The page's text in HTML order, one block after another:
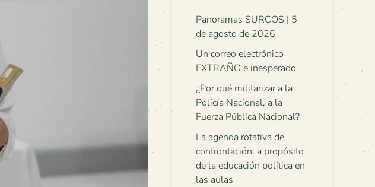
Panoramas SURCOS | 5
de agosto de 2026
Un correo electrónico
EXTRAÑO e inesperado
¿Por qué militarizar a la
Policía Nacional, a la
Fuerza Pública Nacional?
La agenda rotativa de
confrontación: a propósito
de la educación política en
las aulas